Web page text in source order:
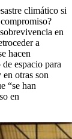
climático si
en
a
hacen
espacio para
otras son
“se han
en